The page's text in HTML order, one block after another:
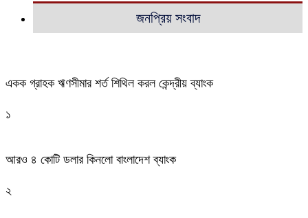
জনপ্রিয় সংবাদ
একক গ্রাহক ঋণসীমার শর্ত শিথিল করল কেন্দ্রীয় ব্যাংক
১
আরও ৪ কোটি ডলার কিনলো বাংলাদেশ ব্যাংক
২